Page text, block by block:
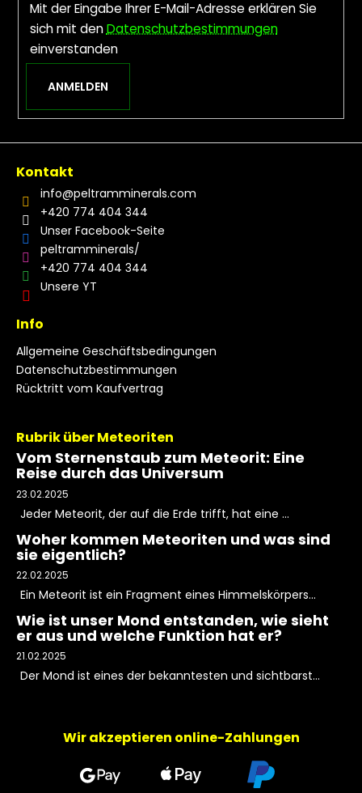
Mit der Eingabe Ihrer E-Mail-Adresse erklären Sie
sich mit denDatenschutzbestimmungen
einverstanden
ANMELDEN
Kontakt
info@peltramminerals.com
+420 774 404 344
Unser Facebook-Seite
peltramminerals/
+420 774 404 344
Unsere YT
Info
Allgemeine Geschäftsbedingungen
Datenschutzbestimmungen
Rücktritt vom Kaufvertrag
Rubrik über Meteoriten
Vom Sternenstaub zum Meteorit: Eine
Reise durch das Universum
23.02.2025
Jeder Meteorit, der auf die Erde trifft, hat eine ...
Woher kommen Meteoriten und was sind
sie eigentlich?
22.02.2025
Ein Meteorit ist ein Fragment eines Himmelskörpers...
Wie ist unser Mond entstanden, wie sieht
er aus und welche Funktion hat er?
21.02.2025
Der Mond ist eines der bekanntesten und sichtbarst...
Wir akzeptieren online-Zahlungen